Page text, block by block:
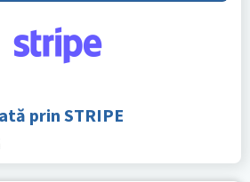
prin STRIPE